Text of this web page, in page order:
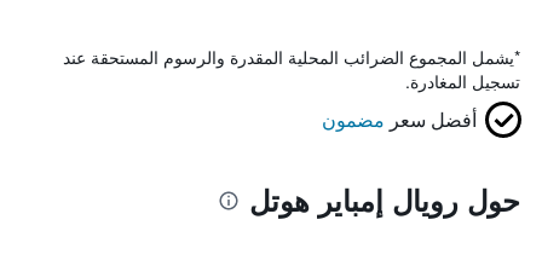
*يشمل المجموع الضرائب المحلية المقدرة والرسوم المستحقة عند
تسجيل المغادرة.
أفضل سعر مضمون
حول رويال إمباير هوتل